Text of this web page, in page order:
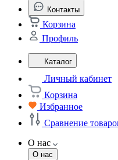
Контакты
Корзина
Профиль
Каталог
Личный кабинет
Корзина
Избранное
Сравнение
О нас
О нас